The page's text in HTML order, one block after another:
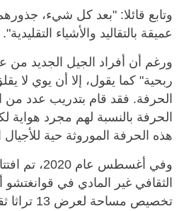
وتابع قائلا: "بعد كل شيء،
عميقة بالتقاليد والأشياء التقليدية".
ورغم أن أفراد الجيل الجديد من
ربحية" كما يقول، إلا أن يوي لا
الحرفة. فقد قام بتدريب عدد من
الحرفة بالنسبة لهم مجرد هواية
هذه الحرفة الموروثة حية للأجيال
وفي أغسطس
الثقافي غير المادي في قوانغتشو
تخصيص